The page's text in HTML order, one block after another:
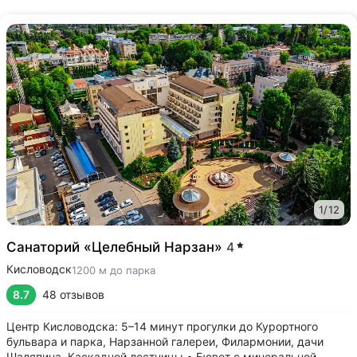
1/12
Санаторий «Целебный Нарзан» 4
Кисловодск1200 м до парка
8.7 48 отзывов
Центр Кисловодска: 5–14 минут прогулки до Курортного
бульвара и парка, Нарзанной галереи, Филармонии, дачи